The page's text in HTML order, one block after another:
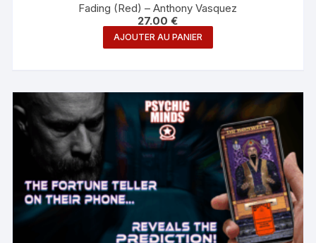
Fading (Red) – Anthony Vasquez
27.00€
AJOUTER AU PANIER